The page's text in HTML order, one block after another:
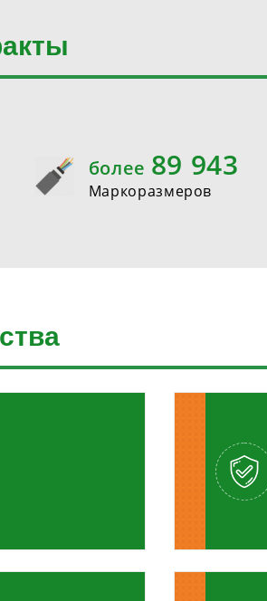
более 90 000
Маркоразмеров